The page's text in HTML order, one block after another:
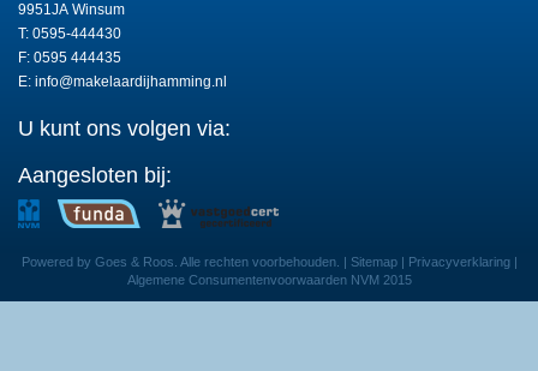
9951JA Winsum
T: 0595-444430
F: 0595 444435
E: info@makelaardijhamming.nl
U kunt ons volgen via:
Aangesloten bij:
Powered by Goes & Roos. Alle rechten voorbehouden. | Sitemap| Privacyverklaring|
Algemene Consumentenvoorwaarden NVM 2015